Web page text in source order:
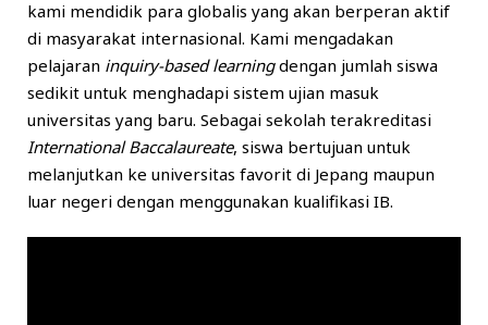
kami mendidik para globalis yang akan berperan aktif
di masyarakat internasional. Kami mengadakan
pelajaran inquiry-based learningdengan jumlah siswa
sedikit untuk menghadapi sistem ujian masuk
universitas yang baru. Sebagai sekolah terakreditasi
International Baccalaureate, siswa bertujuan untuk
melanjutkan ke universitas favorit di Jepang maupun
luar negeri dengan menggunakan kualifikasi IB.